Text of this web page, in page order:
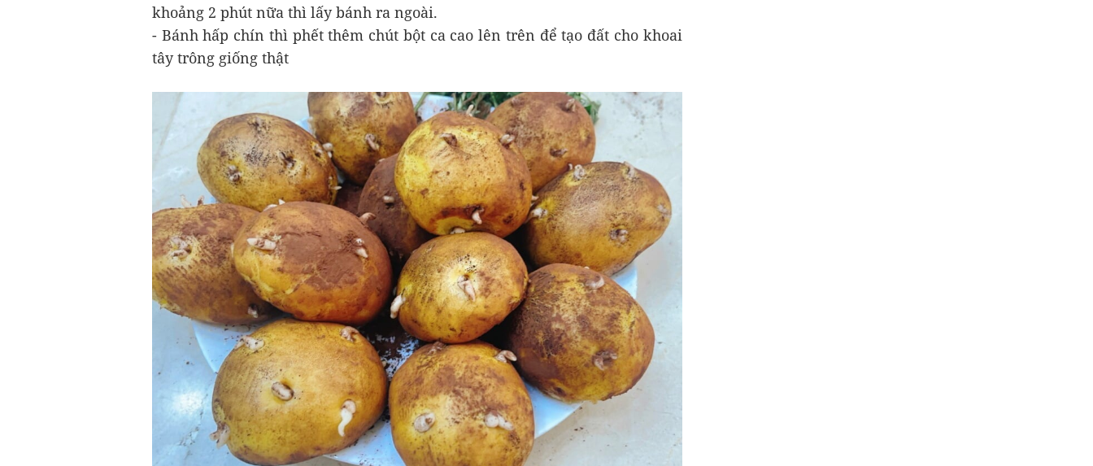
khoảng 2 phút nữa thì lấy bánh ra ngoài.
- Bánh hấp chín thì phết thêm chút bột ca cao lên trên để tạo đất cho khoai
tây trông giống thật